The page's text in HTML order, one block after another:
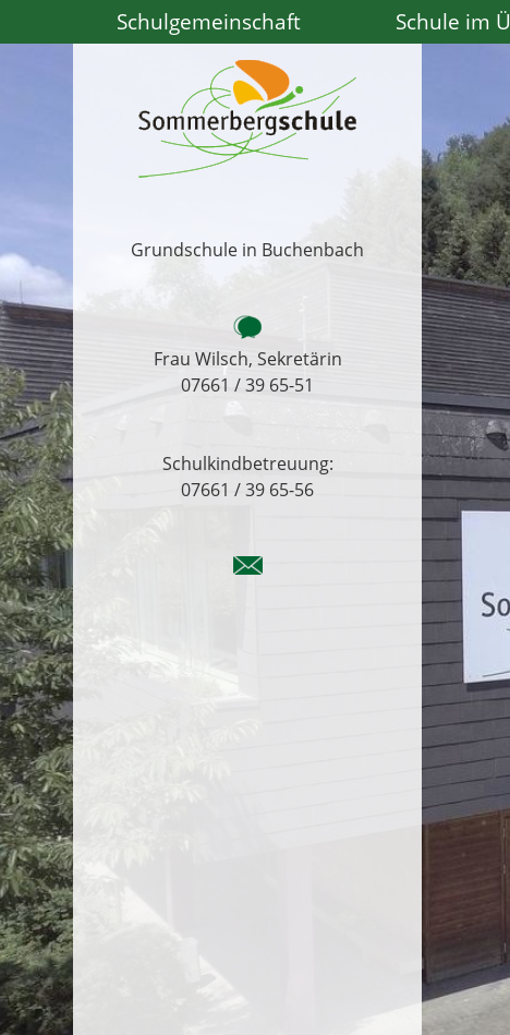
Schulgemeinschaft Schule im
Grundschule in Buchenbach
Frau Wilsch, Sekretärin
07661 / 39 65-51
Schulkindbetreuung:
07661 / 39 65-56